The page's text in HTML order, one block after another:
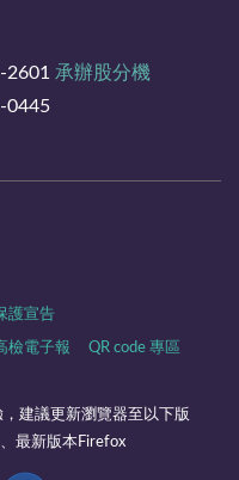
2601 承辦股分機
0445
護宣告
檢電子報 QR code 專區
建議更新瀏覽器至以下版
最新版本Firefox